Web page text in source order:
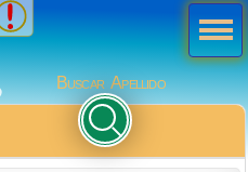
Buscar Apellido
Men
ú